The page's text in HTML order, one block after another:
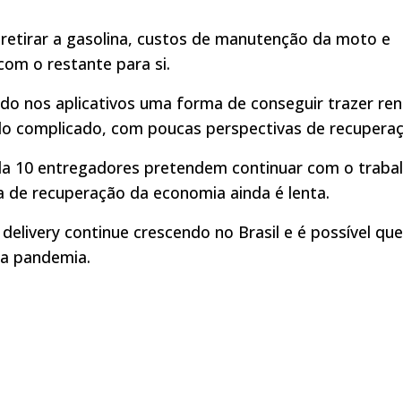
a gasolina, custos de manutenção da moto e
o restante para si.
nos aplicativos uma forma de conseguir trazer
complicado, com poucas perspectivas de
10 entregadores pretendem continuar com o
recuperação da economia ainda é lenta.
continue crescendo no Brasil e é possível que
pandemia.